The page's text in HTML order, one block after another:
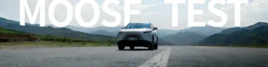
Страхование
Кредитный калькулятор
Аксессуары
Клиентская поддержка
O&J Автоклуб
Клуб владельцев OMODA
Обратная связь